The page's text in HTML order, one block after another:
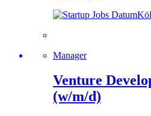
Manager
Venture
(w/m/d)